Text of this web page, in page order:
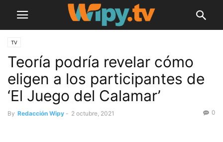
TV
Teoría podría revelar cómo
eligen a los participantes de
‘El Juego del Calamar’
By Redacción Wipy - 2 octubre, 2021 0